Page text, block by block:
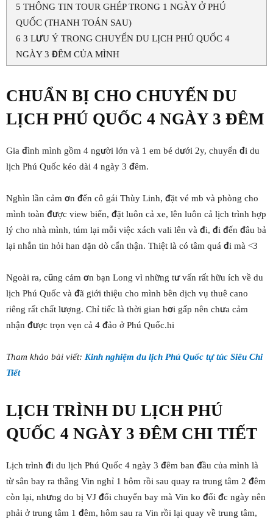
5 THÔNG TIN TOUR GHÉP TRONG 1 NGÀY Ở PHÚ
QUỐC (THANH TOÁN SAU)
6 3 LƯU Ý TRONG CHUYẾN DU LỊCH PHÚ QUỐC 4
NGÀY 3 ĐÊM CỦA MÌNH
CHUẨN BỊ CHO CHUYẾN DU
LỊCH PHÚ QUỐC 4 NGÀY 3 ĐÊM
Gia đình mình gồm 4 người lớn và 1 em bé dưới 2y, chuyến đi du
lịch Phú Quốc kéo dài 4 ngày 3 đêm.
Nghìn lần cảm ơn đến cô gái Thùy Linh, đặt vé mb và phòng cho
mình toàn được view biển, đặt luôn cả xe, lên luôn cả lịch trình hợp
lý cho nhà mình, túm lại mỗi việc xách vali lên và đi, đi đến đâu bả
lại nhắn tin hỏi han dặn dò cẩn thận. Thiệt là có tâm quá đi mà <3
Ngoài ra, cũng cảm ơn bạn Long vì những tư vấn rất hữu ích về du
lịch Phú Quốc và đã giới thiệu cho mình bên dịch vụ thuê cano
riêng rất chất lượng. Chỉ tiếc là thời gian hơi gấp nên chưa cảm
nhận được trọn vẹn cả 4 đảo ở Phú Quốc.hi
Tham khảo bài viết: Kinh nghiệm du lịch Phú Quốc tự túc Siêu Chi
Tiết
LỊCH TRÌNH DU LỊCH PHÚ
QUỐC 4 NGÀY 3 ĐÊM CHI TIẾT
Lịch trình đi du lịch Phú Quốc 4 ngày 3 đêm ban đầu của mình là
từ sân bay ra thẳng Vin nghỉ 1 hôm rồi sau quay ra trung tâm 2 đêm
còn lại, nhưng do bị VJ đổi chuyến bay mà Vin ko đổi đc ngày nên
phải ở trung tâm 1 đêm, hôm sau ra Vin rồi lại quay về trung tâm,